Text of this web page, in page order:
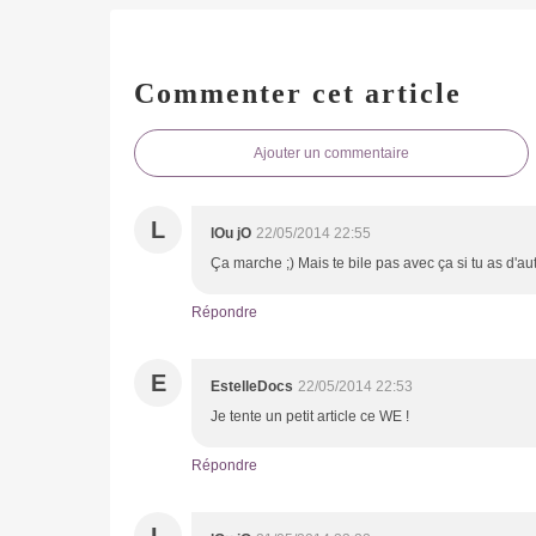
Commenter cet article
Ajouter un commentaire
L lOu jO 22/05/2014 22:55
Ça marche ;) Mais te bile pas avec ça si tu as
Répondre
E EstelleDocs 22/05/2014 22:53
Je tente un petit article ce WE !
Répondre